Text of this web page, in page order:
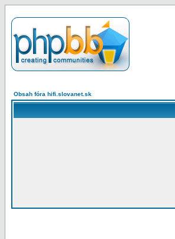
Obsah fóra hifi.slovanet.sk